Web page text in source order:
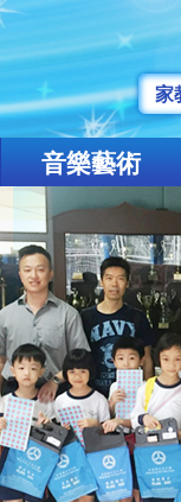
家
音樂藝術